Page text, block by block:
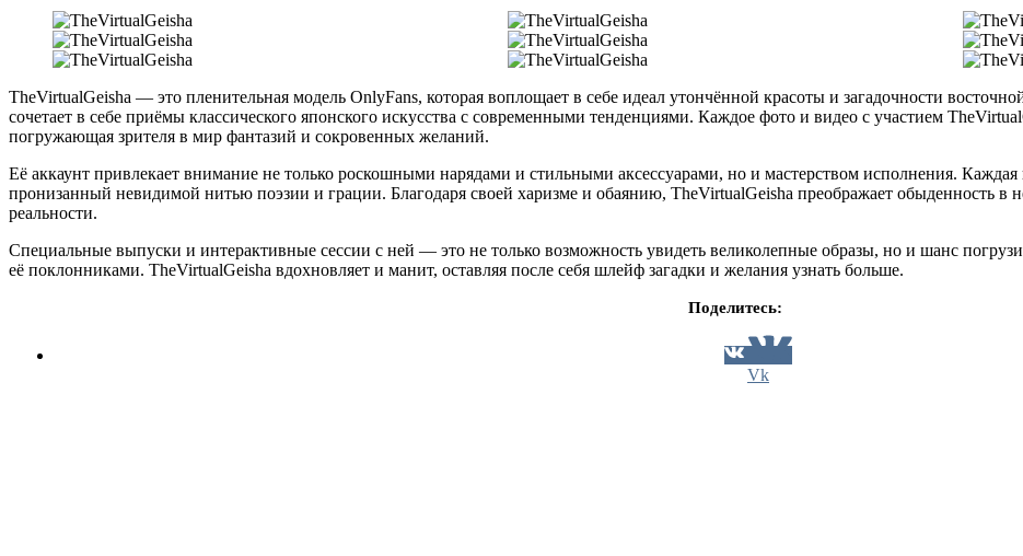
TheVirtualGeisha — это пленительная модель OnlyFans, которая воплощает в себе идеал утончённой красоты и загадочности
сочетает в себе приёмы классического японского искусства с современными тенденциями. Каждое фото и видео с участием
погружающая зрителя в мир фантазий и сокровенных желаний.
Её аккаунт привлекает внимание не только роскошными нарядами и стильными аксессуарами, но и мастерством исполнения.
пронизанный невидимой нитью поэзии и грации. Благодаря своей харизме и обаянию, TheVirtualGeisha преображает обыденность в
реальности.
Специальные выпуски и интерактивные сессии с ней — это не только возможность увидеть великолепные образы, но и шанс
её поклонниками. TheVirtualGeisha вдохновляет и манит, оставляя после себя шлейф загадки и желания узнать больше.
Поделитесь:
Vk